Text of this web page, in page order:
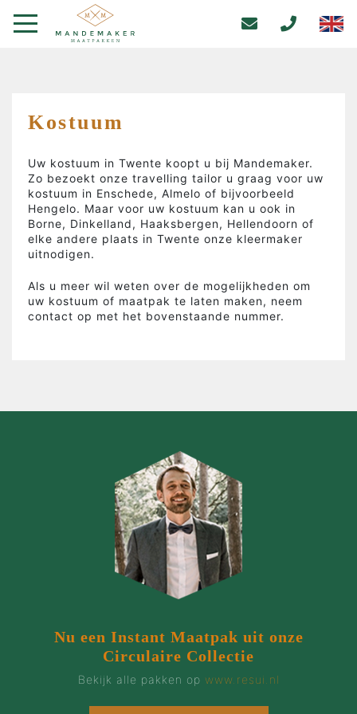
Kostuum
Uw kostuum in Twente koopt u bij Mandemaker.
Zo bezoekt onze travelling tailor u graag voor uw
kostuum in Enschede, Almelo of bijvoorbeeld
Hengelo. Maar voor uw kostuum kan u ook in
Borne, Dinkelland, Haaksbergen, Hellendoorn of
elke andere plaats in Twente onze kleermaker
uitnodigen.
Als u meer wil weten over de mogelijkheden om
uw kostuum of maatpak te laten maken, neem
contact op met het bovenstaande nummer.
Nu een Instant Maatpak uit onze
Circulaire Collectie
Bekijk alle pakken op www.resui.nl